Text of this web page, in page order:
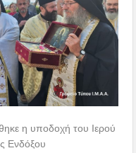
η υποδοχή του Ιερού
Ενδόξου